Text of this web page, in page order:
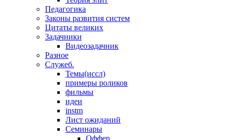
​Педагогика
Законы развития систем
Цитаты великих
Задачники
Видеозадачник
Разное
Служеб.
Темы(иссл)
примеры роликов
фильмы
идеи
instm
Лист ожиданий
Семинары
Оффер